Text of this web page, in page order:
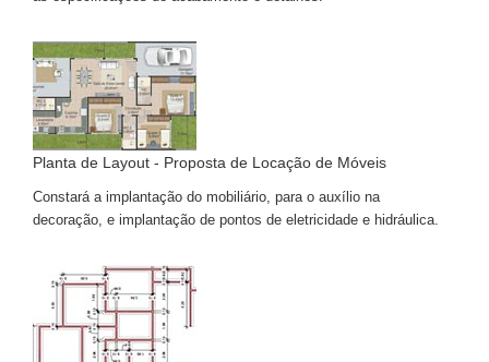
Planta de Layout - Proposta de Locação de Móveis
Constará a implantação do mobiliário, para o auxílio na
decoração, e implantação de pontos de eletricidade e hidráulica.